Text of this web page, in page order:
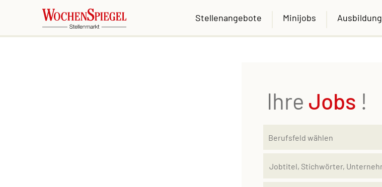
Stellenangebote Minijobs Ausbildung
Ihre Jobs !